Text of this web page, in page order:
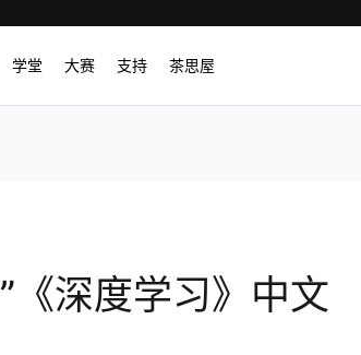
学堂 大赛 支持 茶思屋
《深度学习》中文